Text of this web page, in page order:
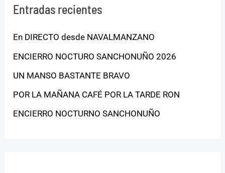
Entradas recientes
En DIRECTO desde NAVALMANZANO
ENCIERRO NOCTURO SANCHONUÑO 2026
UN MANSO BASTANTE BRAVO
POR LA MAÑANA CAFÉ POR LA TARDE RON
ENCIERRO NOCTURNO SANCHONUÑO